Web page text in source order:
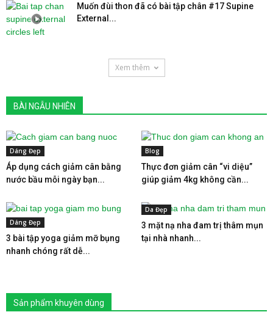
Muốn đùi thon đã có bài tập chân #17 Supine
External...
Xem thêm
BÀI NGẪU NHIÊN
Dáng Đẹp
Áp dụng cách giảm cân bằng
nước bầu mỗi ngày bạn...
Blog
Thực đơn giảm cân “vi diệu”
giúp giảm 4kg không cần...
Dáng Đẹp
3 bài tập yoga giảm mỡ bụng
nhanh chóng rất dễ...
Da Đẹp
3 mặt nạ nha đam trị thâm mụn
tại nhà nhanh...
Sản phẩm khuyên dùng